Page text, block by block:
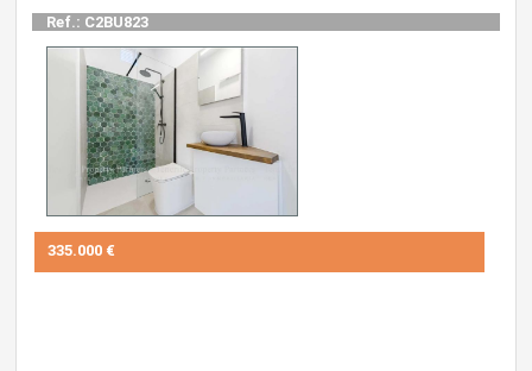
Ref.: C2BU823
335.000 €